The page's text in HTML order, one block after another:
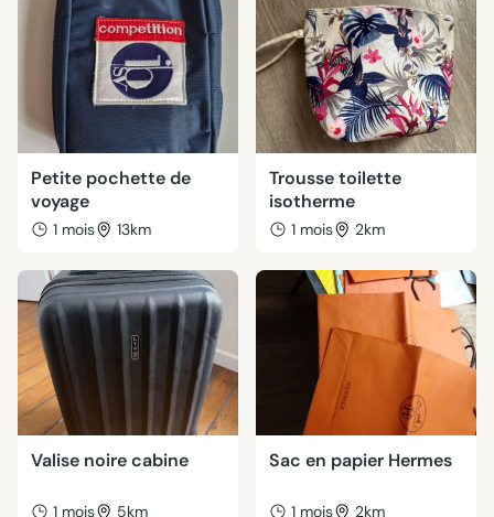
Petite pochette de
voyage
1 mois 13km
Trousse toilette
isotherme
1 mois 2km
Valise noire cabine
1 mois 5km
Sac en papier Hermes
1 mois 2km